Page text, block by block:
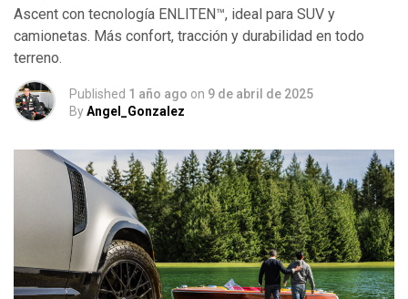
Ascent con tecnología ENLITEN™, ideal para SUV y
camionetas. Más confort, tracción y durabilidad en todo
terreno.
Published 1 año ago on 9 de abril de 2025
ByAngel_Gonzalez